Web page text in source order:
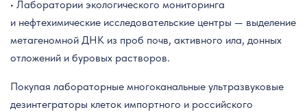
• Лаборатории экологического мониторинга
и нефтехимические исследовательские центры — выделение
метагеномной ДНК из проб почв, активного ила, донных
отложений и буровых растворов.
Покупая лабораторные многоканальные ультразвуковые
дезинтеграторы клеток импортного и российского